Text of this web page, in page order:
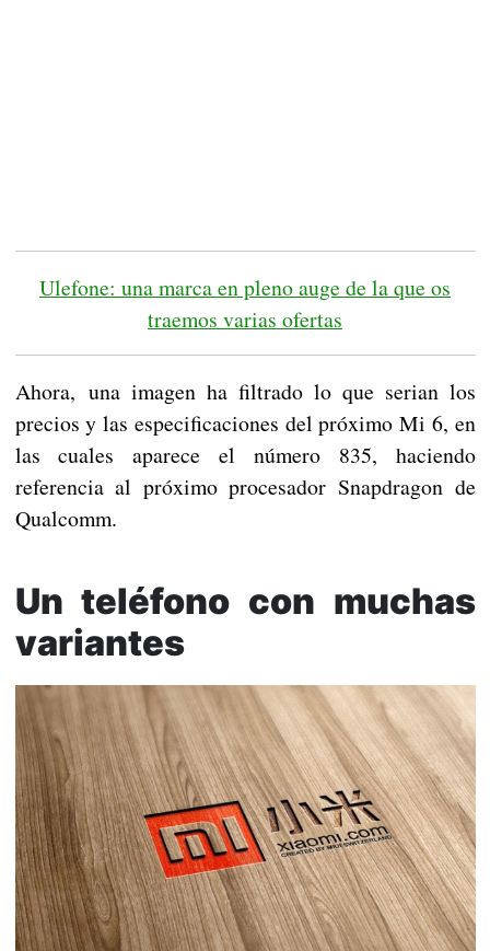
Ulefone: una marca en pleno auge de la que os
traemos varias ofertas
Ahora, una imagen ha filtrado lo que serian los
precios y las especificaciones del próximo Mi 6, en
las cuales aparece el número 835, haciendo
referencia al próximo procesador Snapdragon de
Qualcomm.
Un teléfono con muchas
variantes